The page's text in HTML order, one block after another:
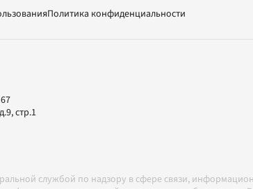
Политика конфиденциальности
стр.1
службой по надзору в сфере связи,